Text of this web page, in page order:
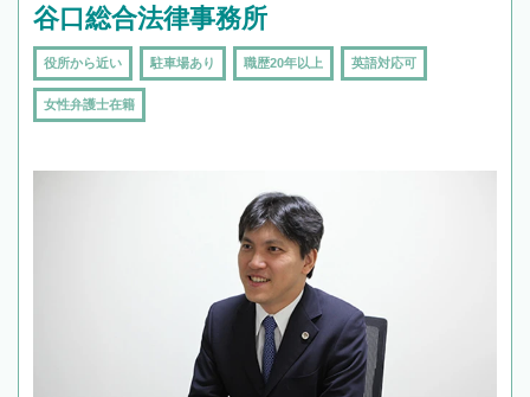
谷口総合法律事務所
役所から近い 駐車場あり 職歴20年以上 英語対応可
女性弁護士在籍